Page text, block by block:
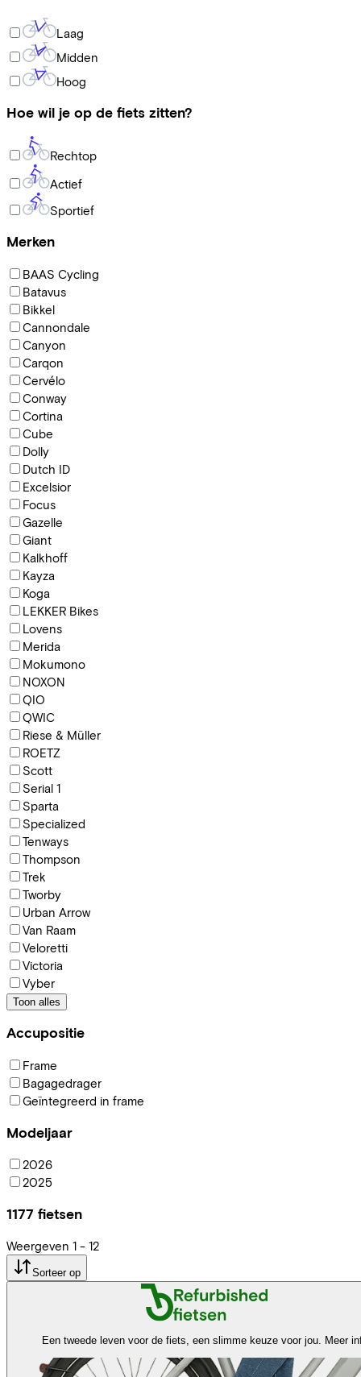
Laag
Midden
Hoog
Hoe wil je op de fiets zitten?
Rechtop
Actief
Sportief
Merken
BAAS Cycling
Batavus
Bikkel
Cannondale
Canyon
Carqon
Cervélo
Conway
Cortina
Cube
Dolly
Dutch ID
Excelsior
Focus
Gazelle
Giant
Kalkhoff
Kayza
Koga
LEKKER Bikes
Lovens
Merida
Mokumono
NOXON
QIO
QWIC
Riese & Müller
ROETZ
Scott
Serial 1
Sparta
Specialized
Tenways
Thompson
Trek
Tworby
Urban Arrow
Van Raam
Veloretti
Victoria
Vyber
Toon alles
Accupositie
Frame
Bagagedrager
Geïntegreerd in frame
Modeljaar
2026
2025
1177 fietsen
Weergeven 1 - 12
Sorteer op
Een tweede leven voor de fiets, een slimme keuze voor jou. Meer